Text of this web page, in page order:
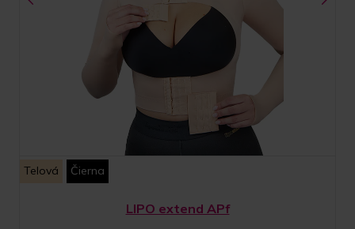
Telová Čierna
LIPO extend APf